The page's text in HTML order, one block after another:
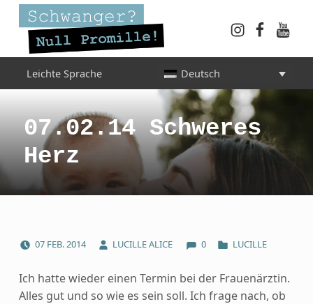
INFORMATIONEN FÜR SCHWANGERE, WERDENDE MÜTTER UND ALLE, DIE SIE IN DER SCHWANGERSCHAFT BEGLEITEN
Leichte Sprache Deutsch
07.02.14 Schweres
Herz
07 FEB.2014 LUCILLE ALICE 0 LUCILLE
Ich hatte wieder einen Termin bei der Frauenärztin.
Alles gut und so wie es sein soll. Ich frage nach, ob